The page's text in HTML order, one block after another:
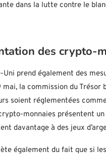
dans la lutte contre le
des crypto-
Uni prend également des
mai, la commission du
soient réglementées
monnaies présentent
davantage à des jeux
également du fait que si